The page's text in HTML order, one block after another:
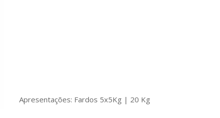
Apresentações: Fardos 5x5Kg | 20 Kg